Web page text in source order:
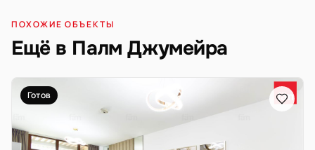
ПОХОЖИЕ ОБЪЕКТЫ
Ещё в Палм Джумейра
Готов